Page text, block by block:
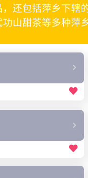
还包括萍乡下辖
山甜茶等多种萍